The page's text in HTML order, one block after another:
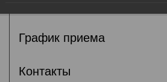
График приема
Контакты